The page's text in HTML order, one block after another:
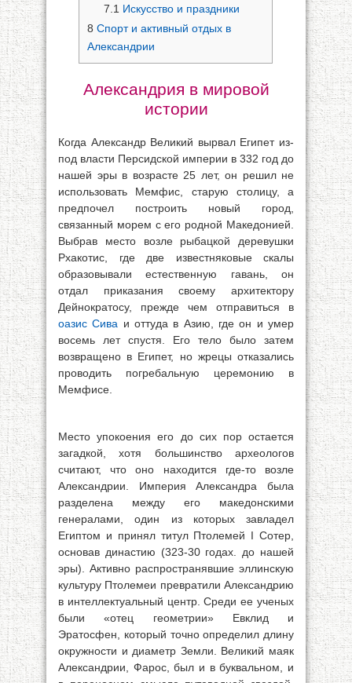
7.1 Искусство и праздники
8 Спорт и активный отдых в
Александрии
Александрия в мировой
истории
Когда Александр Великий вырвал Египет из-
под власти Персидской империи в 332 год до
нашей эры в возрасте 25 лет, он решил не
использовать Мемфис, старую столицу, а
предпочел построить новый город,
связанный морем с его родной Македонией.
Выбрав место возле рыбацкой деревушки
Рхакотис, где две известняковые скалы
образовывали естественную гавань, он
отдал приказания своему архитектору
Дейнократосу, прежде чем отправиться в
оазис Сива и оттуда в Азию, где он и умер
восемь лет спустя. Его тело было затем
возвращено в Египет, но жрецы отказались
проводить погребальную церемонию в
Мемфисе.
Место упокоения его до сих пор остается
загадкой, хотя большинство археологов
считают, что оно находится где-то возле
Александрии. Империя Александра была
разделена между его македонскими
генералами, один из которых завладел
Египтом и принял титул Птолемей I Сотер,
основав династию (323-30 годах. до нашей
эры). Активно распространявшие эллинскую
культуру Птолемеи превратили Александрию
в интеллектуальный центр. Среди ее ученых
были «отец геометрии» Евклид и
Эратосфен, который точно определил длину
окружности и диаметр Земли. Великий маяк
Александрии, Фарос, был и в буквальном, и